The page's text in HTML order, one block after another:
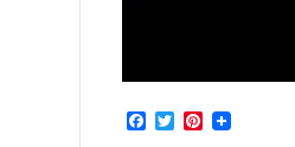
Facebook
TwitterPinterest